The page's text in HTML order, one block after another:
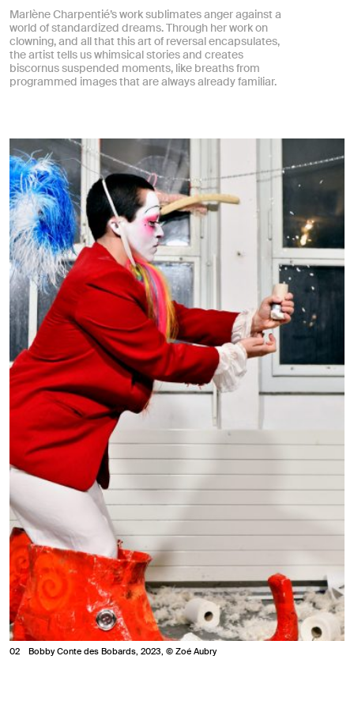
Marlène Charpentié’s work sublimates anger against a
world of standardized dreams. Through her work on
clowning, and all that this art of reversal encapsulates,
the artist tells us whimsical stories and creates
biscornus suspended moments, like breaths from
programmed images that are always already familiar.
2 Bobby Conte des Bobards, 2023, © Zoé Aubry